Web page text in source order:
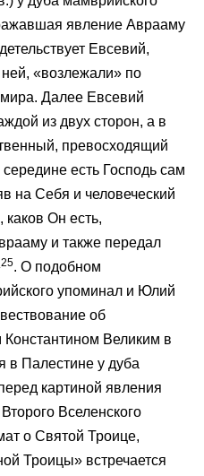
явление Аврааму
Евсевий,
«возлежали» по
Далее Евсевий
из двух сторон, а в
превосходящий
есть Господь сам
на Себя и человеческий
Он есть,
и также передал
25. О подобном
упоминал и Юлий
об
Великим в
в Палестине у дуба
картиной явления
Вселенского
о Святой Троице,
Троицы» встречается